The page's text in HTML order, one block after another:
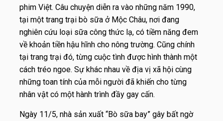
phim Việt. Câu chuyện diễn ra vào những năm 1990,
tại một trang trại bò sữa ở Mộc Châu, nơi đang
nghiên cứu loại sữa công thức lạ, có tiềm năng đem
về khoản tiền hậu hĩnh cho nông trường. Cũng chính
tại trang trại đó, từng cuộc tình được hình thành một
cách tréo ngoe. Sự khác nhau về địa vị xã hội cùng
những toan tính của mỗi người đã khiến cho từng
nhân vật có một hành trình đầy gay cấn.
Ngày 11/5, nhà sản xuất “Bò sữa bay” gây bất ngờ